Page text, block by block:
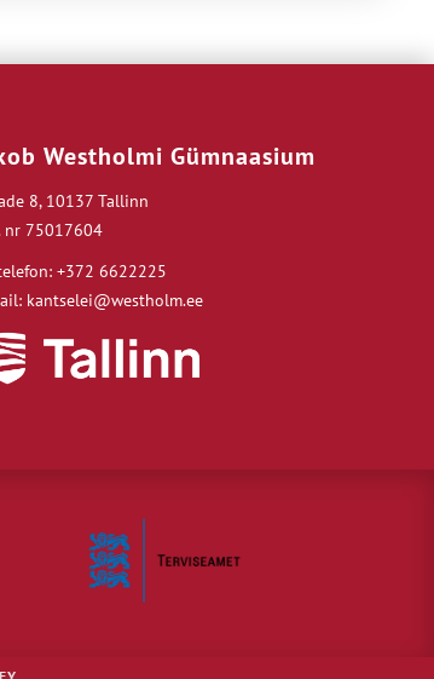
Westholmi Gümnaasium
8, 10137 Tallinn
nr 75017604
+372 6622225
kantselei@westholm.ee